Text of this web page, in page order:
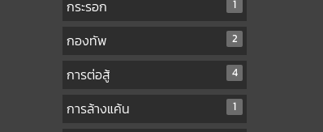
กระรอก 1
กองทัพ 2
การต่อสู้ 4
การล้างแค้น 1